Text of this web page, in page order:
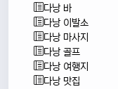
다낭 바
다낭 이발소
다낭 마사지
다낭 골프
다낭 여행지
다낭 맛집